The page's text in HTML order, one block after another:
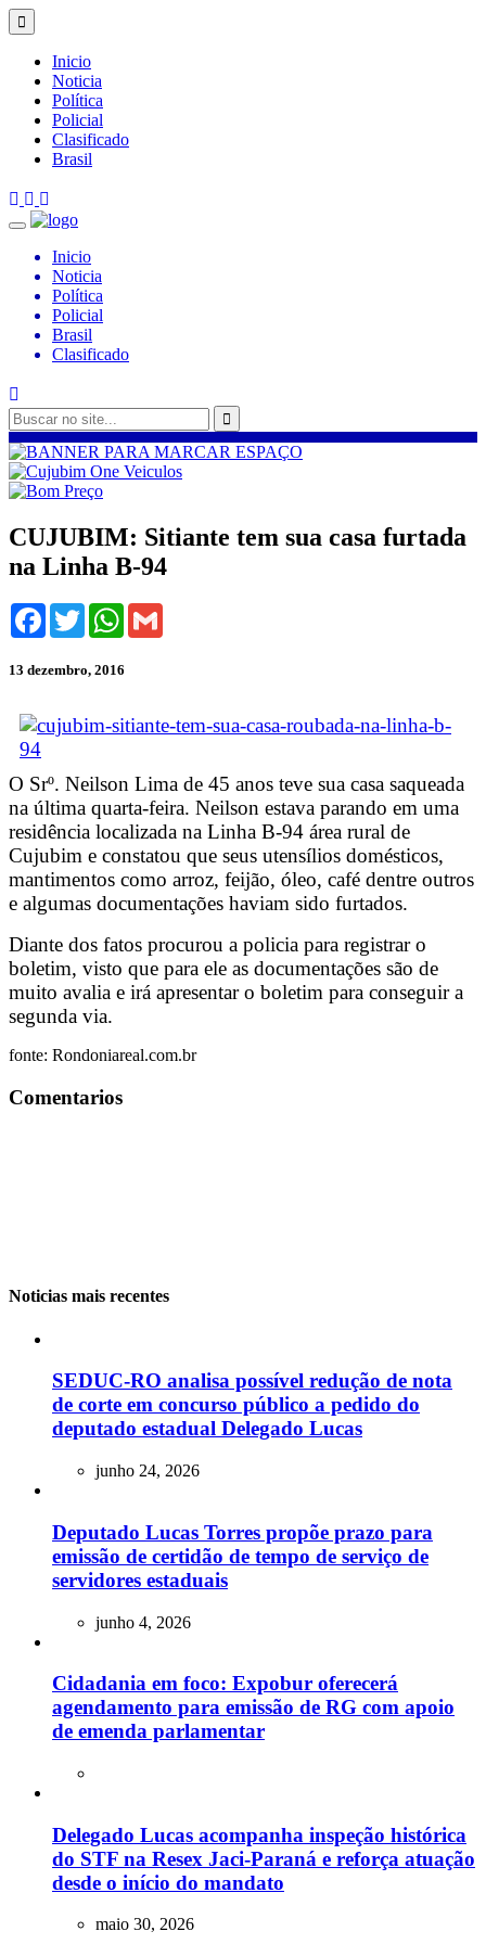
Inicio
Noticia
Política
Policial
Clasificado
Brasil
Inicio
Noticia
Política
Policial
Brasil
Clasificado
CUJUBIM: Sitiante tem sua casa furtada
na Linha B-94
Facebook
TwitterWhatsApp
13 dezembro, 2016
O Srº. Neilson Lima de 45 anos teve sua casa saqueada
na última quarta-feira. Neilson estava parando em uma
residência localizada na Linha B-94 área rural de
Cujubim e constatou que seus utensílios domésticos,
mantimentos como arroz, feijão, óleo, café dentre outros
e algumas documentações haviam sido furtados.
Diante dos fatos procurou a policia para registrar o
boletim, visto que para ele as documentações são de
muito avalia e irá apresentar o boletim para conseguir a
segunda via.
fonte: Rondoniareal.com.br
Comentarios
Noticias mais recentes
SEDUC-RO analisa possível redução de nota
de corte em concurso público a pedido do
deputado estadual Delegado Lucas
junho 24, 2026
Deputado Lucas Torres propõe prazo para
emissão de certidão de tempo de serviço de
servidores estaduais
junho 4, 2026
Cidadania em foco: Expobur oferecerá
agendamento para emissão de RG com apoio
de emenda parlamentar
Delegado Lucas acompanha inspeção histórica
do STF na Resex Jaci-Paraná e reforça atuação
desde o início do mandato
maio 30, 2026